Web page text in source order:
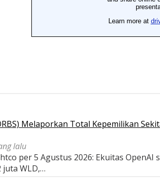
Melaporkan Total Kepemilikan
lalu
per 5 Agustus 2026: Ekuitas
juta WLD,…